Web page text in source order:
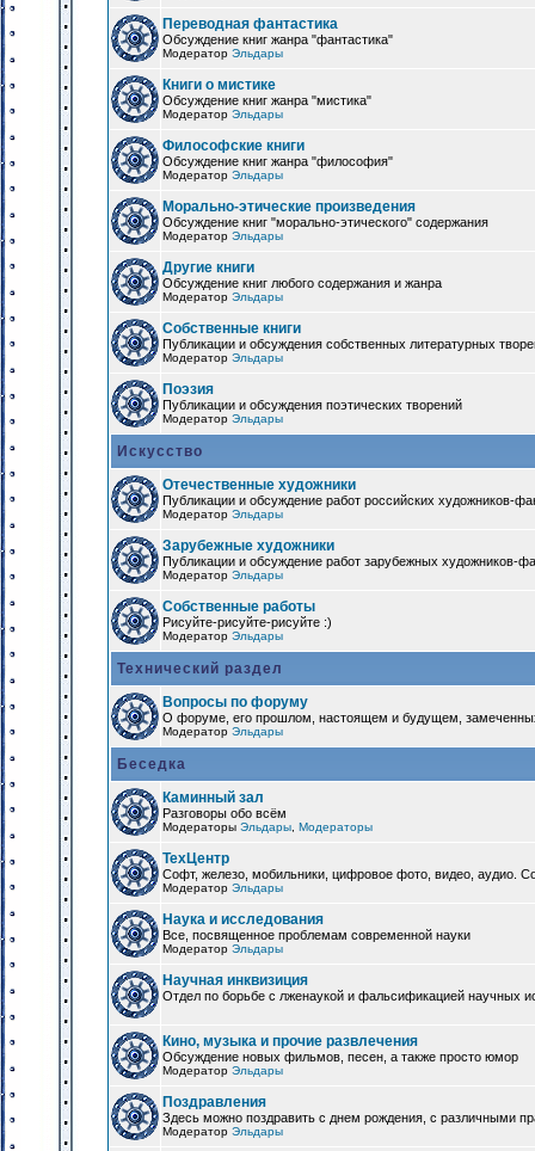
Переводная фантастика
Обсуждение книг жанра "фантастика"
Модератор Эльдары
Книги о мистике
Обсуждение книг жанра "мистика"
Модератор Эльдары
Философские книги
Обсуждение книг жанра "философия"
Модератор Эльдары
Морально-этические произведения
Обсуждение книг "морально-этического" содержания
Модератор Эльдары
Другие книги
Обсуждение книг любого содержания и жанра
Модератор Эльдары
Собственные книги
Публикации и обсуждения собственных литературных
Модератор Эльдары
Поэзия
Публикации и обсуждения поэтических творений
Модератор Эльдары
Искусство
Отечественные художники
Публикации и обсуждение работ российских художников-
Модератор Эльдары
Зарубежные художники
Публикации и обсуждение работ зарубежных художников-
Модератор Эльдары
Собственные работы
Рисуйте-рисуйте-рисуйте :)
Модератор Эльдары
Технический раздел
Вопросы по форуму
О форуме, его прошлом, настоящем и будущем,
Модератор Эльдары
Беседка
Каминный зал
Разговоры обо всём
Модераторы Эльдары Модераторы
ТехЦентр
Софт, железо, мобильники, цифровое фото, видео, аудио.
Модератор Эльдары
Наука и исследования
Все, посвященное проблемам современной науки
Модератор Эльдары
Научная инквизиция
Отдел по борьбе с лженаукой и фальсификацией научных
Кино, музыка и прочие развлечения
Обсуждение новых фильмов, песен, а также просто юмор
Модератор Эльдары
Поздравления
Здесь можно поздравить с днем рождения, с различными
Модератор Эльдары